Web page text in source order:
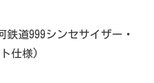
鉄道999シンセサイザー・
仕様)